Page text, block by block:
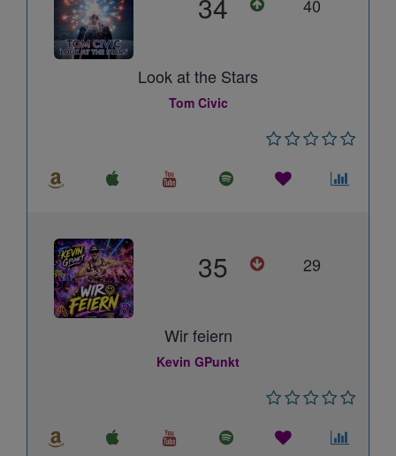
40
Look at the Stars
Tom Civic
35 29
Wir feiern
Kevin GPunkt